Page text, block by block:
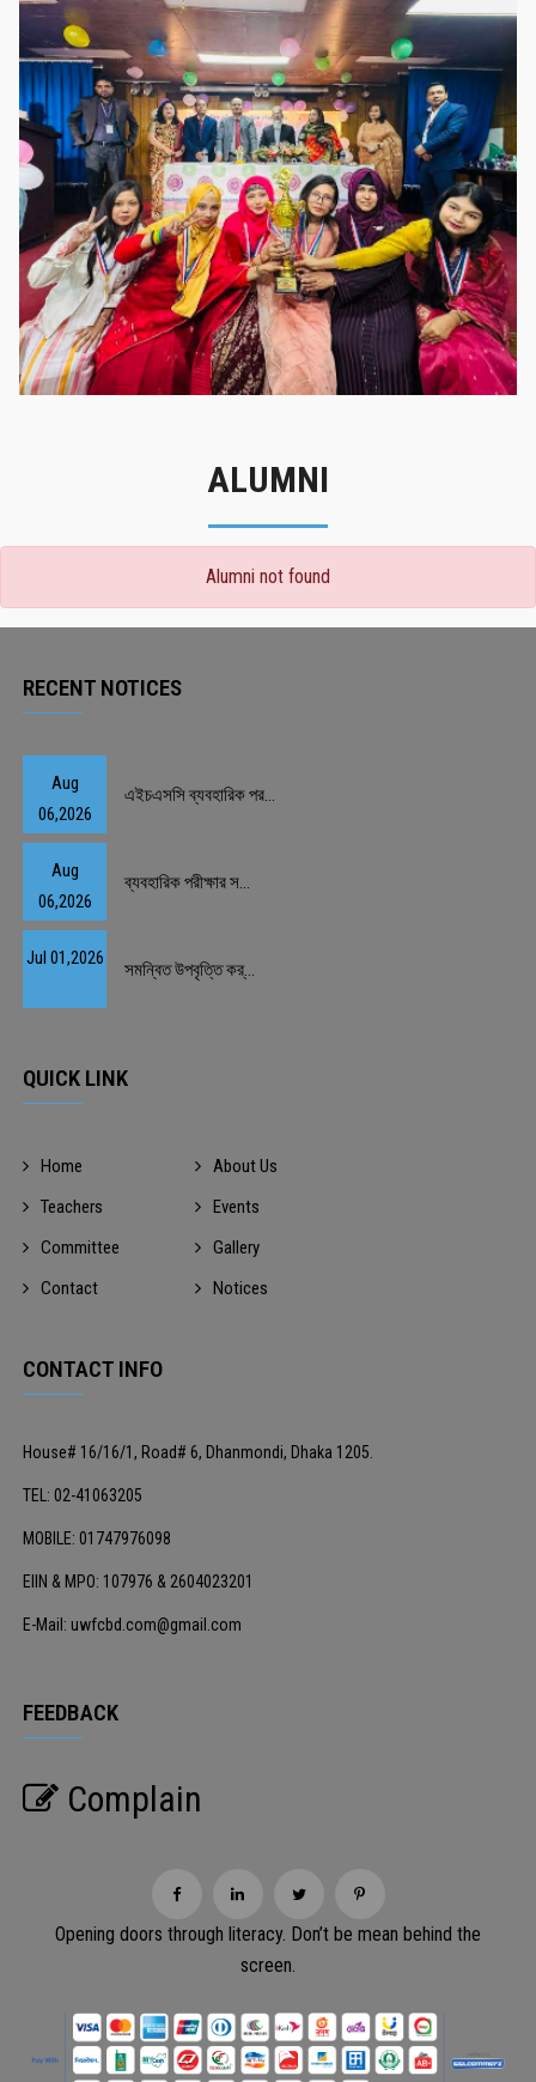
গৌরবের মুহূর্ত
গৌরবের মুহূর্ত
ALUMNI
Alumni not found
RECENT NOTICES
Aug
06,2026
এইচএসসি ব্যবহারিক পর...
Aug
06,2026
ব্যবহারিক পরীক্ষার স...
Jul 01,2026
সমন্বিত উপবৃত্তি কর্...
QUICK LINK
Home
About Us
Teachers
Events
Committee
Gallery
Contact
Notices
CONTACT INFO
House# 16/16/1, Road# 6, Dhanmondi, Dhaka 1205.
TEL: 02-41063205
MOBILE: 01747976098
EIIN & MPO: 107976 & 2604023201
E-Mail: uwfcbd.com@gmail.com
FEEDBACK
Complain
Opening doors through literacy. Don’t be mean behind the
screen.